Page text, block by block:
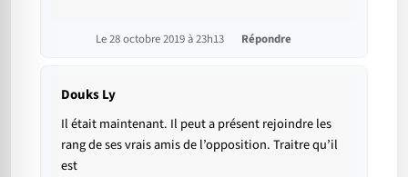
Le 28 octobre 2019 à 23h13 Répondre
Douks Ly
Il était maintenant. Il peut a présent rejoindre les
rang de ses vrais amis de l’opposition. Traitre qu’il
est